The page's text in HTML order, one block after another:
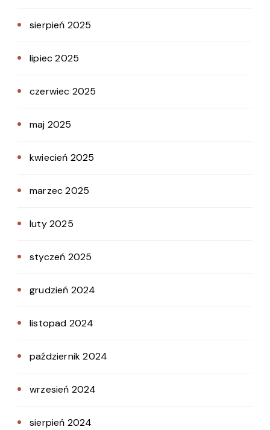
sierpień 2025
lipiec 2025
czerwiec 2025
maj 2025
kwiecień 2025
marzec 2025
luty 2025
styczeń 2025
grudzień 2024
listopad 2024
październik 2024
wrzesień 2024
sierpień 2024